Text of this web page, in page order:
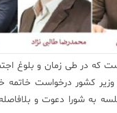
که در طی زمان و بلوغ
وزیر کشور درخواست
به شورا دعوت و